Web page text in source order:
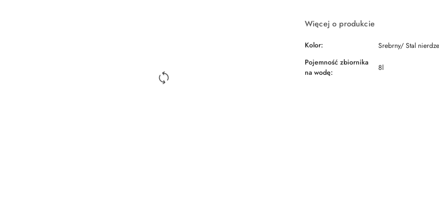
Więcej o produkcie
Kolor:
Srebrny/ Stal
Pojemność zbiornika
na wodę:
8l